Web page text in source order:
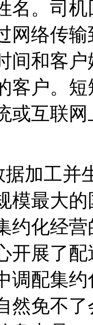
名。司
网络传
间和客
客户。
或互联
加工并
模最大
约化经
开展了
调配集
然免不